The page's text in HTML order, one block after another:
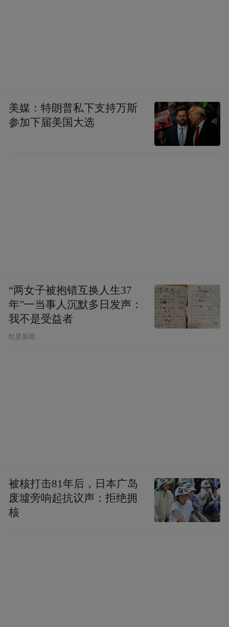
美媒：特朗普私下支持万斯
参加下届美国大选
“两女子被抱错互换人生37
年”一当事人沉默多日发声：
我不是受益者
红星新闻
被核打击81年后，日本广岛
废墟旁响起抗议声：拒绝拥
核